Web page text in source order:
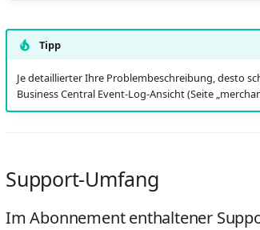
Tipp
Je detaillierter Ihre Problembeschreibung, desto
Business Central Event-Log-Ansicht (Seite
Support-Umfang
Im Abonnement enthaltener